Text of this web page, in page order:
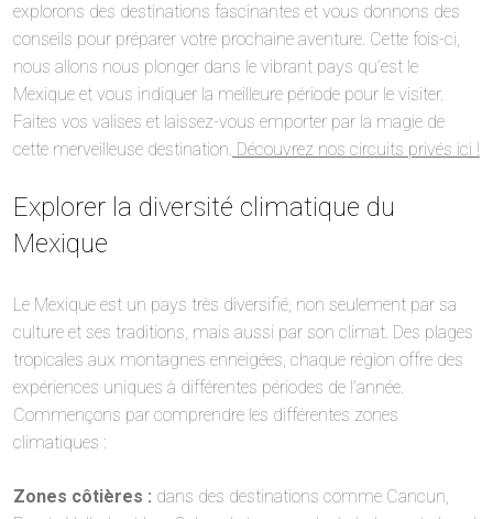
explorons des destinations fascinantes et vous donnons des
conseils pour préparer votre prochaine aventure. Cette fois-ci,
nous allons nous plonger dans le vibrant pays qu’est le
Mexique et vous indiquer la meilleure période pour le visiter.
Faites vos valises et laissez-vous emporter par la magie de
cette merveilleuse destination. Découvrez nos circuits privés ici !
Explorer la diversité climatique du
Mexique
Le Mexique est un pays très diversifié, non seulement par sa
culture et ses traditions, mais aussi par son climat. Des plages
tropicales aux montagnes enneigées, chaque région offre des
expériences uniques à différentes périodes de l’année.
Commençons par comprendre les différentes zones
climatiques :
Zones côtières : dans des destinations comme Cancun,